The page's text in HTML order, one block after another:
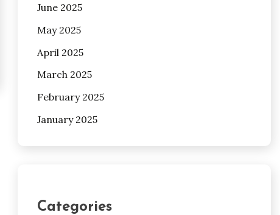
June 2025
May 2025
April 2025
March 2025
February 2025
January 2025
Categories